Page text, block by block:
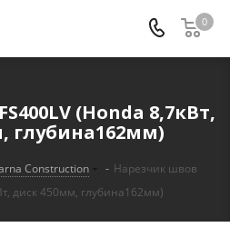
0
(Honda 8,7кВт,
глубина162мм)
Construction - Нарезчик швов
диск 450мм, глубина162мм)